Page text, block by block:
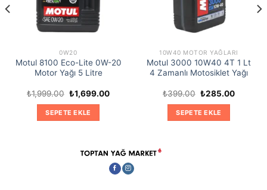
0W20
Motul 8100 Eco-Lite 0W-20
Motor Yağı 5 Litre
₺1,999.00 Orijinal
fiyat:
₺1,999.00.
₺1,699.00Şu
SEPETE EKLE
10W40 MOTOR YAĞLARI
Motul 3000 10W40 4T 1 Lt
4 Zamanlı Motosiklet Yağı
₺399.00 Orijinal
₺399.00.
₺285.00Şu
SEPETE EKLE